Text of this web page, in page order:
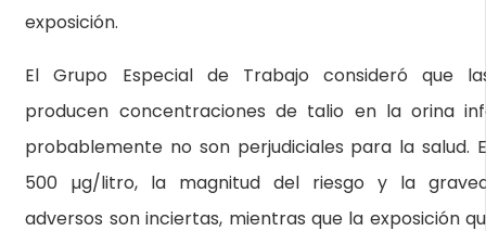
exposición.
El Grupo Especial de Trabajo consideró que
producen concentraciones de talio en la orina
probablemente no son perjudiciales para la salud.
500 µg/litro, la magnitud del riesgo y la
adversos son inciertas, mientras que la exposición